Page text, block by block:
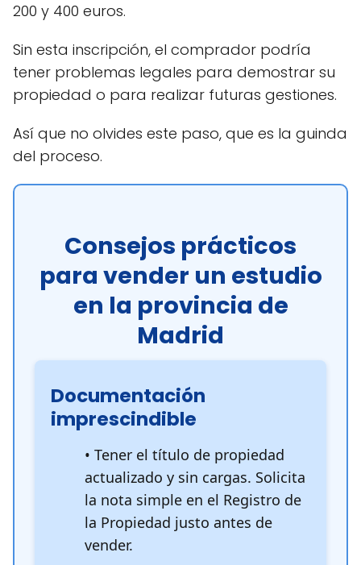
200 y 400 euros.
Sin esta inscripción, el comprador podría
tener problemas legales para demostrar su
propiedad o para realizar futuras gestiones.
Así que no olvides este paso, que es la guinda
del proceso.
Consejos prácticos
para vender un estudio
en la provincia de
Madrid
Documentación
imprescindible
• Tener el título de propiedad
actualizado y sin cargas. Solicita
la nota simple en el Registro de
la Propiedad justo antes de
vender.